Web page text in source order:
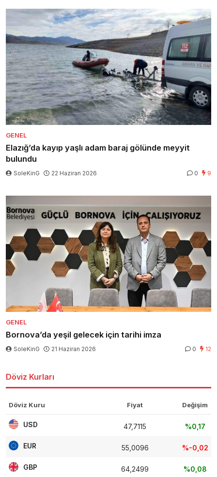
GENEL
Elazığ’da kayıp yaşlı adam baraj gölünde meyyit
bulundu
SoleKinG 22 Haziran 2026 0 9
GENEL
Bornova’da yeşil gelecek için tarihi imza
SoleKinG 21 Haziran 2026 0 12
Döviz Kurları
Döviz Kuru Fiyat Değişim
USD 47,7115 %0,17
EUR 55,0096 %-0,02
GBP 64,2499 %0,08